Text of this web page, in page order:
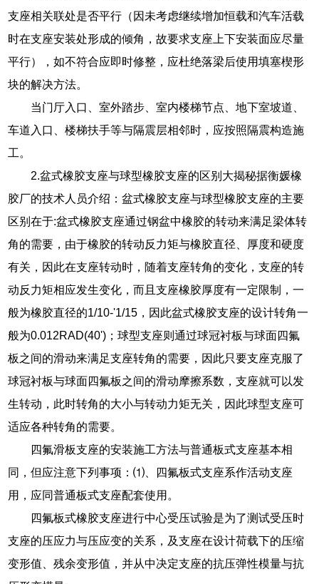
支座相关联处是否平行（因未考虑继续增加恒载和汽车活载
时在支座安装处形成的倾角，故要求支座上下安装面应尽量
平行），如不符合应即时修整，应杜绝落梁后使用填塞楔形
块的解决方法。
当门厅入口、室外踏步、室内楼梯节点、地下室坡道、
车道入口、楼梯扶手等与隔震层相邻时，应按照隔震构造施
工。
2.盆式橡胶支座与球型橡胶支座的区别大揭秘据衡媛橡
胶厂的技术人员介绍：盆式橡胶支座与球型橡胶支座的主要
区别在于:盆式橡胶支座通过钢盆中橡胶的转动来满足梁体转
角的需要，由于橡胶的转动反力矩与橡胶直径、厚度和硬度
有关，因此在支座转动时，随着支座转角的变化，支座的转
动反力矩相应发生变化，而且支座橡胶厚度有一定限制，一
般为橡胶直径的1/10-'1/15，因此盆式橡胶支座的设计转角一
般为0.012RAD(40')；球型支座则通过球冠衬板与球面四氟
板之间的滑动来满足支座转角的需要，因此只要支座克服了
球冠衬板与球面四氟板之间的滑动摩擦系数，支座就可以发
生转动，此时转角的大小与转动力矩无关，因此球型支座可
适应各种转角的需要。
四氟滑板支座的安装施工方法与普通板式支座基本相
同，但应注意下列事项：⑴、四氟板式支座系作活动支座
用，应同普通板式支座配套使用。
四氟板式橡胶支座进行中心受压试验是为了测试受压时
支座的压应力与压应变的关系，及支座在设计荷载下的压缩
变形值、残余变形值，并从中决定支座的抗压弹性模量与抗